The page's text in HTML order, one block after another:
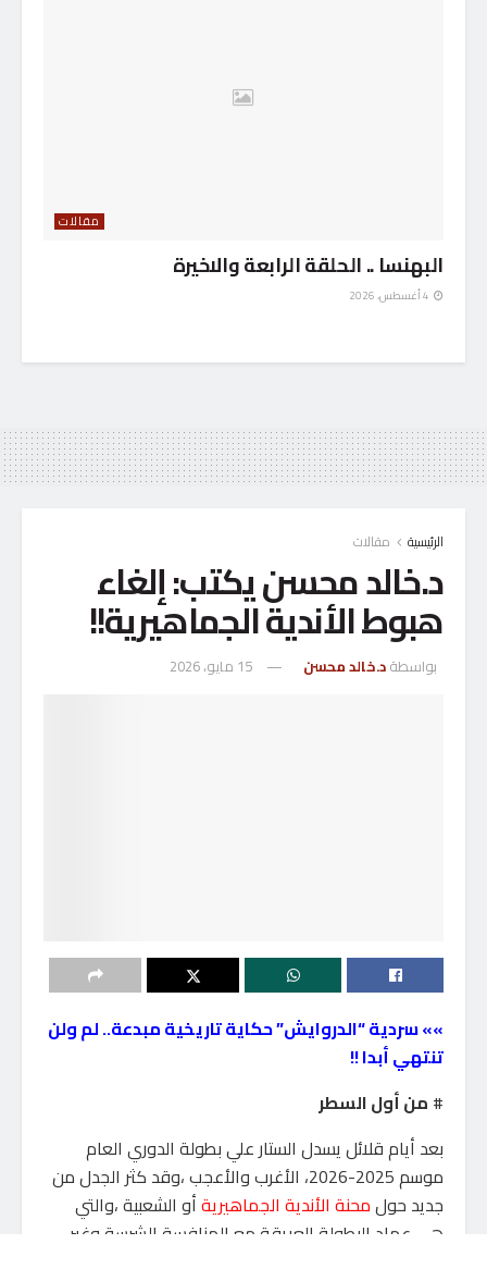
مقالات
البهنسا .. الحلقة الرابعة والاخيرة
الرئيسية مقالات
د.خالد محسن يكتب: إلغاء
هبوط الأندية الجماهيرية!!
بواسطةد.خالد محسن 15 مايو، 2026
»» سردية “الدروايش” حكاية تاريخية مبدعة.. لم ولن
تنتهي أبدا !!
# من أول السطر
بعد أيام قلائل يسدل الستار علي بطولة الدوري العام
موسم 2025-2026، الأغرب والأعجب ،وقد كثر الجدل من
جديد حولمحنة الأندية الجماهيريةأو الشعبية ،والتي
هي عماد البطولة العريقة مع المنافسة الشرسة وغير